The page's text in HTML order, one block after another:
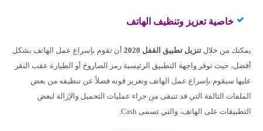
خاصية تعزيز وتنظيف الهاتف
يمكنك من خلال تنزيل تطبيق القفل 2020
أن تقوم بإسراع عمل الهاتف بشكل
أفضل، حيث توفر واجهة التطبيق الرئيسية رمز الصاروخ أو الطيارة عقب النقر
عليها سيقوم بإسراع عمل الهاتف وتعزيز قوته فضلاً عن تنظيفه من بعض
الملفات التالفة التي قد تتبقى من جراء عمليات التحميل والإزالة لبعض
التطبيقات على الهاتف، والتي تسمى Cash.